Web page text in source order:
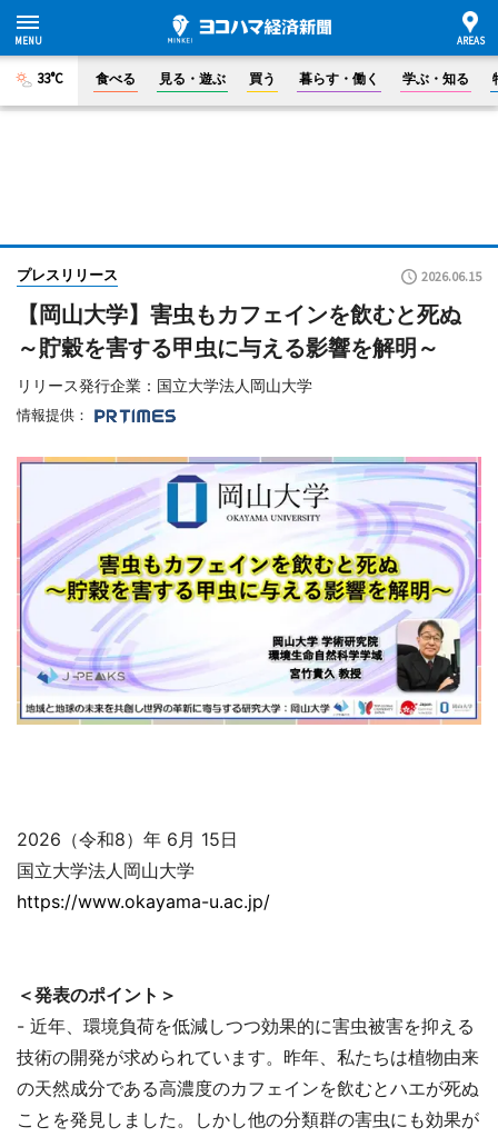
33°C 食べる 見る・遊ぶ 買う 暮らす・働く 学ぶ・知る
プレスリリース 2026.06.15
【岡山大学】害虫もカフェインを飲むと死ぬ
～貯穀を害する甲虫に与える影響を解明～
リリース発行企業：国立大学法人岡山大学
情報提供：
2026（令和8）年 6月 15日
国立大学法人岡山大学
https://www.okayama-u.ac.jp/
＜発表のポイント＞
- 近年、環境負荷を低減しつつ効果的に害虫被害を抑える
技術の開発が求められています。昨年、私たちは植物由来
の天然成分である高濃度のカフェインを飲むとハエが死ぬ
ことを発見しました。しかし他の分類群の害虫にも効果が